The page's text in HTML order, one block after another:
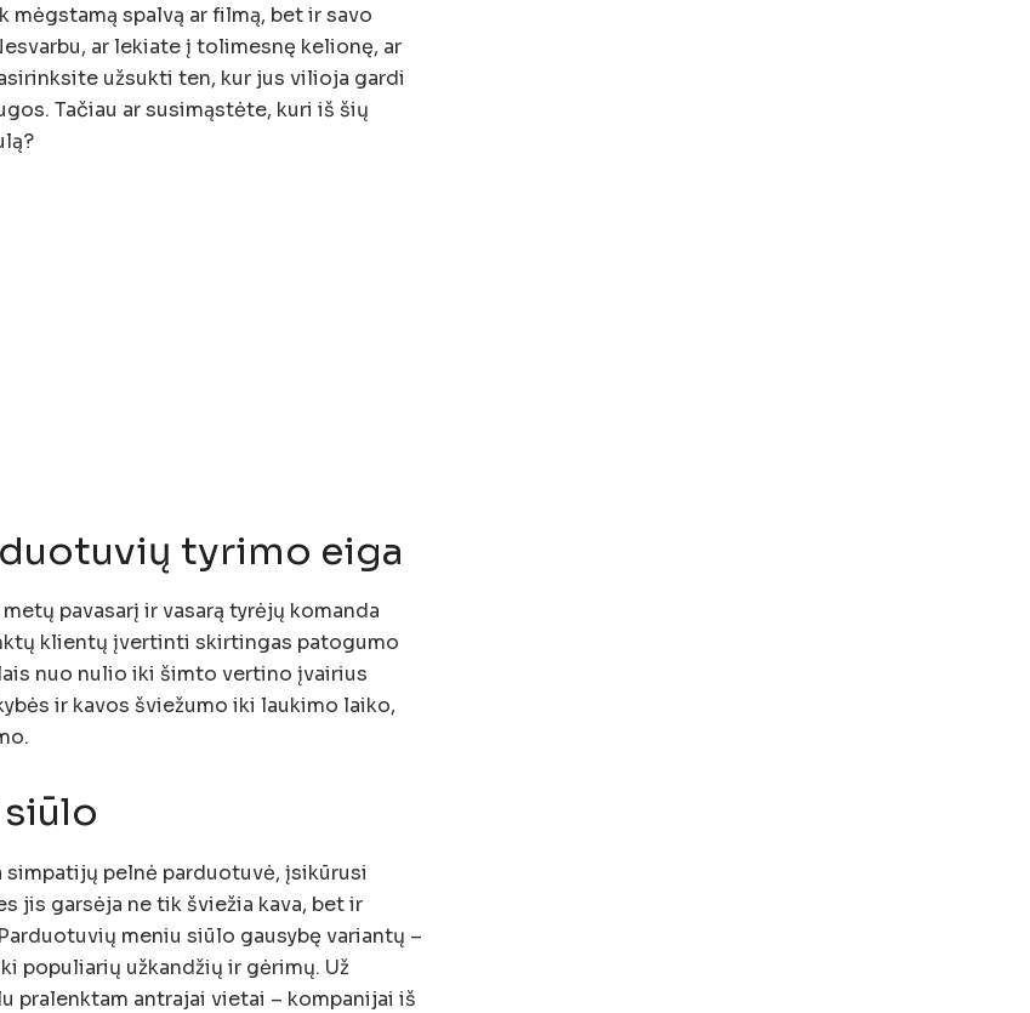
spalvą ar filmą, bet ir savo
ar lekiate į tolimesnę kelionę, ar
užsukti ten, kur jus vilioja gardi
Tačiau ar susimąstėte, kuri iš šių
tyrimo eiga
pavasarį ir vasarą tyrėjų komanda
klientų įvertinti skirtingas patogumo
nuo nulio iki šimto vertino įvairius
ir kavos šviežumo iki laukimo laiko,
pelnė parduotuvė, įsikūrusi
jis garsėja ne tik šviežia kava, bet ir
meniu siūlo gausybę variantų –
populiarių užkandžių ir gėrimų. Už
pralenktam antrajai vietai – kompanijai iš